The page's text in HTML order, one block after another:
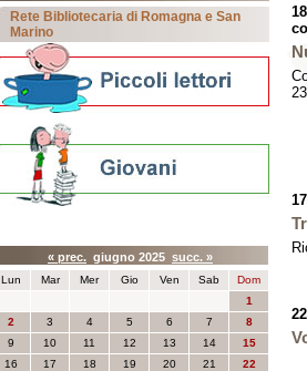
Rete Bibliotecaria di Romagna e San
Marino
« prec. giugno 2025 succ. »
Lun Mar Mer Gio Ven Sab
Dom
1
2
3 4 5 6 7
8
9
10 11 12 13 14
15
16
17 18 19 20 21
22